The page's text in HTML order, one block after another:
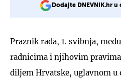
Dodajte DNEVNIK.hr
Praznik rada, 1. svibnja,
radnicima i njihovim
diljem Hrvatske, uglavnom u